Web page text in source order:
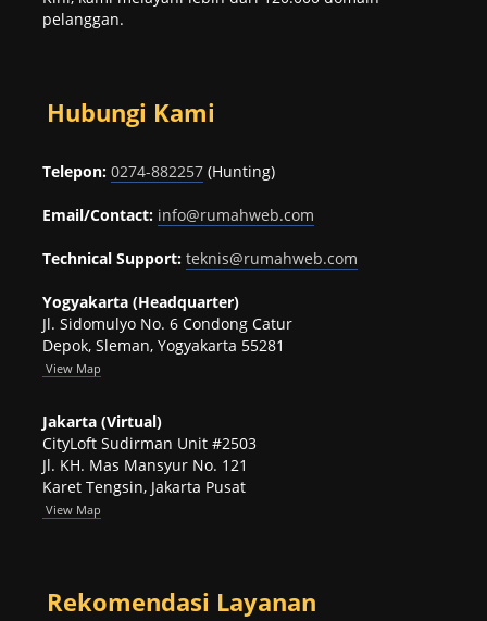
pelanggan.
Hubungi Kami
Telepon: 0274-882257 (Hunting)
Email/Contact: info@rumahweb.com
Technical Support: teknis@rumahweb.com
Yogyakarta (Headquarter)
Jl. Sidomulyo No. 6 Condong Catur
Depok, Sleman, Yogyakarta 55281
View Map
Jakarta (Virtual)
CityLoft Sudirman Unit #2503
Jl. KH. Mas Mansyur No. 121
Karet Tengsin, Jakarta Pusat
View Map
Rekomendasi Layanan